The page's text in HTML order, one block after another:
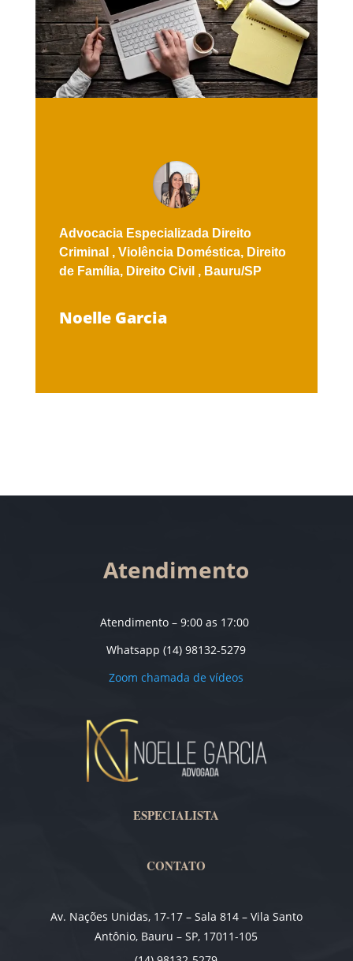
Advocacia Especializada Direito
Criminal , Violência Doméstica, Direito
de Família, Direito Civil , Bauru/SP
Noelle Garcia
Atendimento
Atendimento – 9:00 as 17:00
Whatsapp (14) 98132-5279
Zoom chamada de vídeos
ESPECIALISTA
CONTATO
Av. Nações Unidas, 17-17 – Sala 814 – Vila Santo
Antônio, Bauru – SP, 17011-105